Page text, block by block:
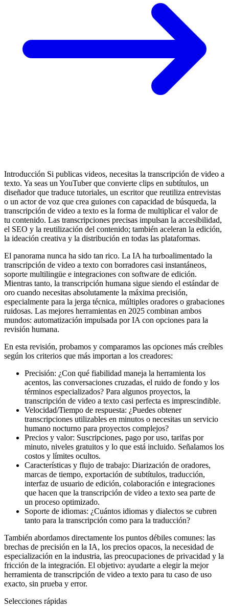
Introducción Si publicas videos, necesitas la transcripción de video a
texto. Ya seas un YouTuber que convierte clips en subtítulos, un
diseñador que traduce tutoriales, un escritor que reutiliza entrevistas
o un actor de voz que crea guiones con capacidad de búsqueda, la
transcripción de video a texto es la forma de multiplicar el valor de
tu contenido. Las transcripciones precisas impulsan la accesibilidad,
el SEO y la reutilización del contenido; también aceleran la edición,
la ideación creativa y la distribución en todas las plataformas.
El panorama nunca ha sido tan rico. La IA ha turboalimentado la
transcripción de video a texto con borradores casi instantáneos,
soporte multilingüe e integraciones con software de edición.
Mientras tanto, la transcripción humana sigue siendo el estándar de
oro cuando necesitas absolutamente la máxima precisión,
especialmente para la jerga técnica, múltiples oradores o grabaciones
ruidosas. Las mejores herramientas en 2025 combinan ambos
mundos: automatización impulsada por IA con opciones para la
revisión humana.
En esta revisión, probamos y comparamos las opciones más creíbles
según los criterios que más importan a los creadores:
Precisión: ¿Con qué fiabilidad maneja la herramienta los
acentos, las conversaciones cruzadas, el ruido de fondo y los
términos especializados? Para algunos proyectos, la
transcripción de video a texto casi perfecta es imprescindible.
Velocidad/Tiempo de respuesta: ¿Puedes obtener
transcripciones utilizables en minutos o necesitas un servicio
humano nocturno para proyectos complejos?
Precios y valor: Suscripciones, pago por uso, tarifas por
minuto, niveles gratuitos y lo que está incluido. Señalamos los
costos y límites ocultos.
Características y flujo de trabajo: Diarización de oradores,
marcas de tiempo, exportación de subtítulos, traducción,
interfaz de usuario de edición, colaboración e integraciones
que hacen que la transcripción de video a texto sea parte de
un proceso optimizado.
Soporte de idiomas: ¿Cuántos idiomas y dialectos se cubren
tanto para la transcripción como para la traducción?
También abordamos directamente los puntos débiles comunes: las
brechas de precisión en la IA, los precios opacos, la necesidad de
especialización en la industria, las preocupaciones de privacidad y la
fricción de la integración. El objetivo: ayudarte a elegir la mejor
herramienta de transcripción de video a texto para tu caso de uso
exacto, sin prueba y error.
Selecciones rápidas